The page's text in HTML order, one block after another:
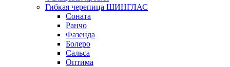
Гибкая черепица ШИНГЛАС
Соната
Ранчо
Фазенда
Болеро
Сальса
Оптима